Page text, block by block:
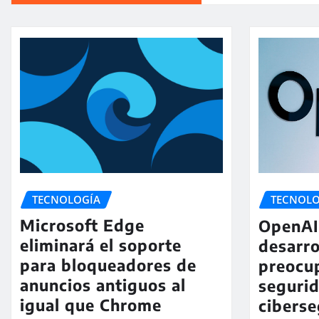
TECNOLOGÍA
Microsoft Edge
eliminará el soporte
para bloqueadores de
anuncios antiguos al
igual que Chrome